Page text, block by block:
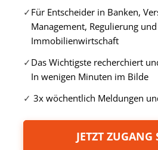
Für Entscheider in Banken,
Management, Regulierung
Immobilienwirtschaft
Das Wichtigste recherchiert
In wenigen Minuten im Bilde
3x wöchentlich Meldungen
JETZT ZUGANG